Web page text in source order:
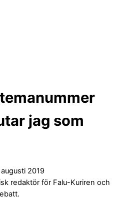
jag som
augusti 2019
redaktör för Falu-Kuriren och